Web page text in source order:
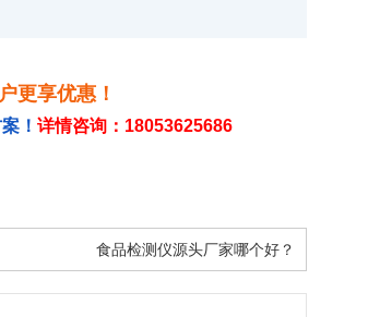
更享优惠！
！ 详情咨询：18053625686
食品检测仪源头厂家哪个好？